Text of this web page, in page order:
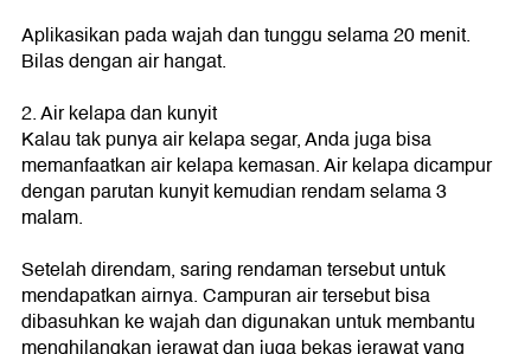
Aplikasikan pada wajah dan tunggu selama 20 menit.
Bilas dengan air hangat.
2. Air kelapa dan kunyit
Kalau tak punya air kelapa segar, Anda juga bisa
memanfaatkan air kelapa kemasan. Air kelapa dicampur
dengan parutan kunyit kemudian rendam selama 3
malam.
Setelah direndam, saring rendaman tersebut untuk
mendapatkan airnya. Campuran air tersebut bisa
dibasuhkan ke wajah dan digunakan untuk membantu